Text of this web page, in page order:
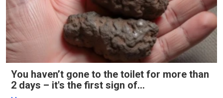
You haven’t gone to the toilet for more than
2 days – it's the first sign of...